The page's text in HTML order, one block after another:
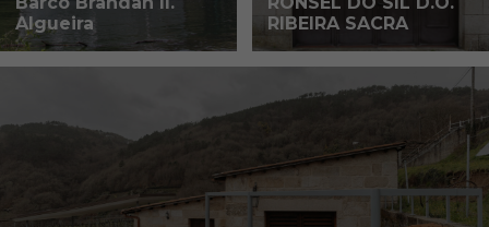
Algueira
RIBEIRA SACRA